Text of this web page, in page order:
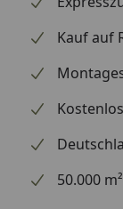
Detaillierte
Verpackung
Bequeme
Erdreich
Kauf auf
50.000